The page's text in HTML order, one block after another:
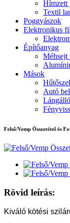
Hímzett
Textil
Poggyászok
Elektronikus
Építőanyag
Méhsejt
Mások
Autó
Felső/Vemp Összetétel és
Rövid leírás:
Kiváló kötési